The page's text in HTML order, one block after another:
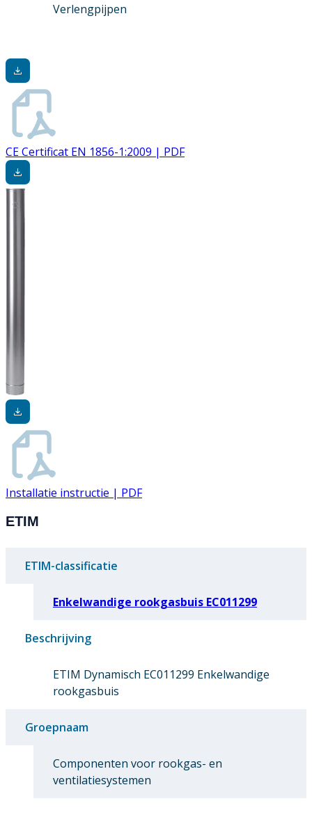
Verlengpijpen
CE Certificat EN 1856-1:2009 | PDF
Installatie instructie | PDF
ETIM
ETIM-classificatie
Enkelwandige rookgasbuis EC011299
Beschrijving
ETIM Dynamisch EC011299 Enkelwandige
rookgasbuis
Groepnaam
Componenten voor rookgas- en
ventilatiesystemen